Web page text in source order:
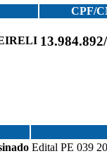
CPF/
Edital PE 039